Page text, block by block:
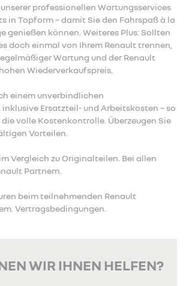
professionellen Wartungsservices
in Topform – damit Sie den Fahrspaß à la
genießen können. Weiteres Plus: Sollten
doch einmal von Ihrem Renault trennen,
Wartung und der Renault
Wiederverkaufspreis.
einem unverbindlichen
Ersatzteil- und Arbeitskosten – so
volle Kostenkontrolle. Überzeugen Sie
Vorteilen.
Vergleich zu Originalteilen. Bei allen
Partnern.
beim teilnehmenden Renault
Vertragsbedingungen.
WIR IHNEN HELFEN?